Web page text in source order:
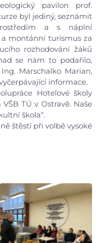
pavilon prof.
byl jediný, seznámit
a s náplní
montánní turismus za
rozhodování žáků
se nám to podařilo,
Marschalko Marian,
informace.
Hotelové školy
TÚ v Ostravě. Naše
škola“.
štěstí při volbě vysoké